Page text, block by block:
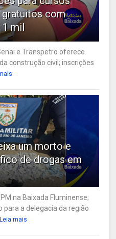
com
1 mil
e Transpetro oferece
construção civil; inscrições
um morto e
de drogas em
na Baixada Fluminense;
a delegacia da região
Leia mais